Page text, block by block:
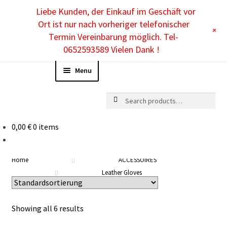
Search
Search
Menu
WOMEN
MEN
KIDS
ACCESSOIRES
0,00 €0 items
Home
ACCESSOIRES
Leather Gloves
Showing all 6 results
Liebe Kunden, der Einkauf im Geschäft vor
Ort ist nur nach vorheriger telefonischer
Termin Vereinbarung möglich. Tel-
0652593589 Vielen Dank !
+
EN